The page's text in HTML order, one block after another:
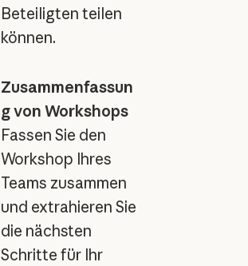
Beteiligten teilen
können.
Zusammenfassun
g von Workshops
Fassen Sie den
Workshop Ihres
Teams zusammen
und extrahieren Sie
die nächsten
Schritte für Ihr